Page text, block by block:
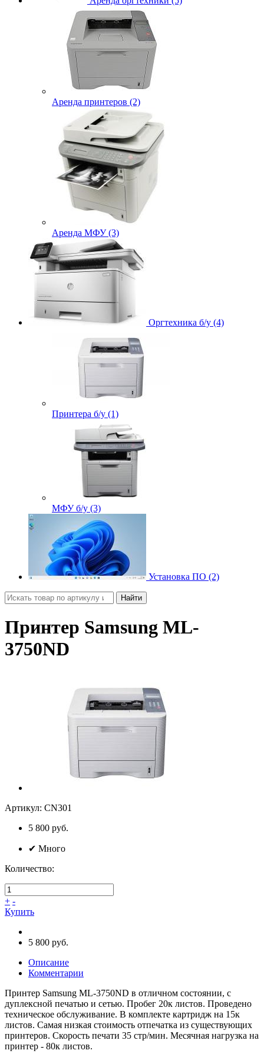
Аренда принтеров (2)
Аренда МФУ (3)
Оргтехника б/у (4)
Принтера б/у (1)
МФУ б/у (3)
Установка ПО (2)
Найти
Принтер Samsung ML-
3750ND
Артикул: CN301
5 800 руб.
✔ Много
Количество:
+ -
Купить
5 800 руб.
Описание
Комментарии
Принтер Samsung ML-3750ND в отличном состоянии, с
дуплексной печатью и сетью. Пробег 20к листов. Проведено
техническое обслуживание. В комплекте картридж на 15к
листов. Самая низкая стоимость отпечатка из существующих
принтеров. Скорость печати 35 стр/мин. Месячная нагрузка на
принтер - 80к листов.